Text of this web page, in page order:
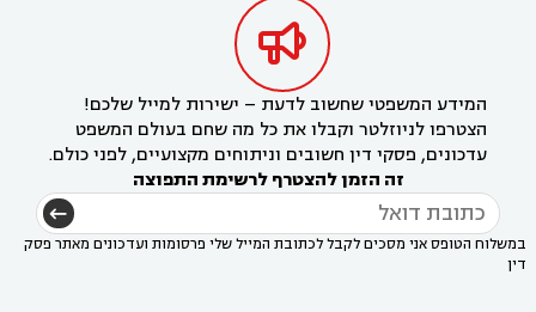

המידע המשפטי שחשוב לדעת – ישירות למייל שלכם!
הצטרפו לניוזלטר וקבלו את כל מה שחם בעולם המשפט
עדכונים, פסקי דין חשובים וניתוחים מקצועיים, לפני כולם.
זה הזמן להצטרף לרשימת התפוצה
במשלוח הטופס אני מסכים לקבל לכתובת המייל שלי פרסומות ועדכונים מאתר פסק
דין